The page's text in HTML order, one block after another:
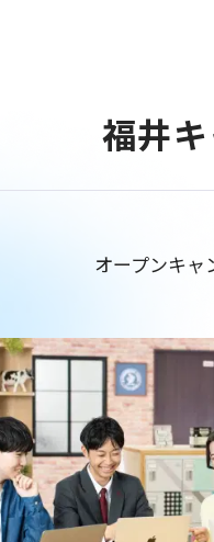
福井
オープンキャ